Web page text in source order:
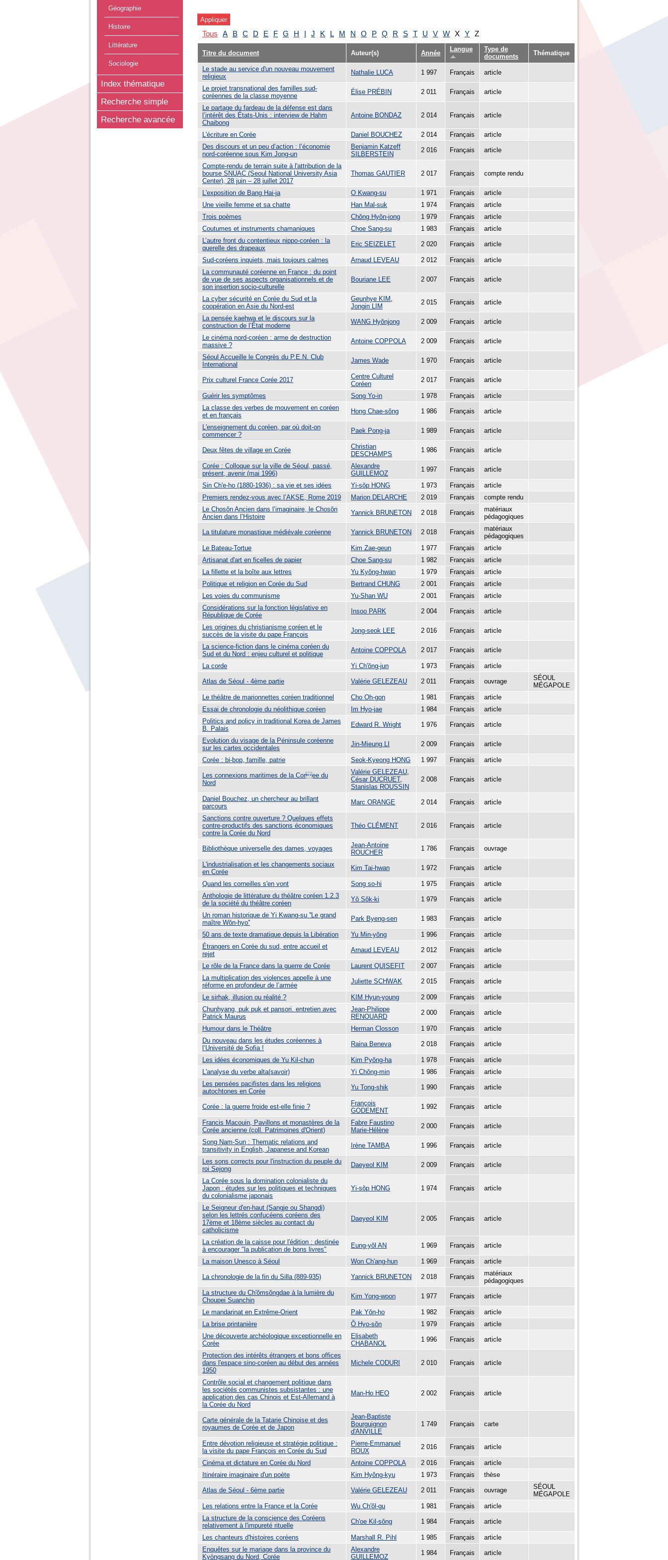
Géographie
Histoire
Littérature
Sociologie
Index thématique
Recherche simple
Recherche avancée
Tous A B C D E F G H I J K L M N O P Q R S T U V W X Y Z
Titre du document Auteur(s) Année
Langue
Type de
documents
Thématique
Le stade au service d'un nouveau mouvement
religieux
Nathalie LUCA 1 997 Français article
Le projet transnational des familles sud-
coréennes de la classe moyenne
Élise PRÉBIN 2 011 Français article
Le partage du fardeau de la défense est dans
l’intérêt des États-Unis : interview de Hahm
Chaibong
Antoine BONDAZ 2 014 Français article
L'écriture en Corée Daniel BOUCHEZ 2 014 Français
article
Des discours et un peu d’action : l’économie
nord-coréenne sous Kim Jong-un
Benjamin Katzeff
SILBERSTEIN
2 016 Français article
Compte-rendu de terrain suite à l'attribution de la
bourse SNUAC (Seoul National University Asia
Center), 28 juin – 28 juillet 2017
Thomas GAUTIER 2 017 Français compte rendu
L'exposition de Bang Hai-ja O Kwang-su 1 971 Français
article
Une vieille femme et sa chatte
Han Mal-suk 1 974 Français
article
Trois poèmes
Chŏng Hyŏn-jong 1 979 Français
article
Coutumes et instruments chamaniques
Choe Sang-su 1 983 Français
article
L’autre front du contentieux nippo-coréen : la
querelle des drapeaux
Eric SEIZELET 2 020 Français article
Sud-coréens inquiets, mais toujours calmes Arnaud LEVEAU 2 012 Français
article
La communauté coréenne en France : du point
de vue de ses aspects organisationnels et de
son insertion socio-culturelle
Bouriane LEE 2 007 Français article
La cyber sécurité en Corée du Sud et la
coopération en Asie du Nord-est
Geunhye KIM
Jongin LIM
2 015 Français article
La pensée kaehwa et le discours sur la
construction de l’État moderne
WANG Hyŏnjong 2 009 Français article
Le cinéma nord-coréen : arme de destruction
massive ?
Antoine COPPOLA 2 009 Français article
Séoul Accueille le Congrès du P.E.N. Club
International
James Wade 1 970 Français article
Prix culturel France Corée 2017
Centre Culturel
Coréen
2 017 Français article
Guérir les symptômes Song Yo-in 1 978 Français
article
La classe des verbes de mouvement en coréen
et en français
Hong Chae-sŏng 1 986 Français article
L'enseignement du coréen, par où doit-on
commencer ?
Paek Pong-ja 1 989 Français article
Deux fêtes de village en Corée
Christian
DESCHAMPS
1 986 Français article
Corée : Colloque sur la ville de Séoul, passé,
présent, avenir (mai 1996)
Alexandre
GUILLEMOZ
1 997 Français article
Sin Ch'e-ho (1880-1936) : sa vie et ses idées Yi-sŏp HONG 1 973 Français
article
Premiers rendez-vous avec l’AKSE, Rome 2019
Marion DELARCHE 2 019 Français
compte rendu
Le Chosŏn Ancien dans l’imaginaire, le Chosŏn
Ancien dans l’Histoire
Yannick BRUNETON 2 018 Français
matériaux
pédagogiques
La titulature monastique médiévale coréenne Yannick BRUNETON 2 018 Français
matériaux
pédagogiques
Le Bateau-Tortue
Kim Zae-geun 1 977 Français
article
Artisanat d'art en ficelles de papier
Choe Sang-su 1 982 Français
article
La fillette et la boîte aux lettres
Yu Kyŏng-hwan 1 979 Français
article
Politique et religion en Corée du Sud
Bertrand CHUNG 2 001 Français
article
Les voies du communisme
Yu-Shan WU 2 001 Français
article
Considérations sur la fonction législative en
République de Corée
Insoo PARK 2 004 Français article
Les origines du christianisme coréen et le
succès de la visite du pape François
Jong-seok LEE 2 016 Français article
La science-fiction dans le cinéma coréen du
Sud et du Nord : enjeu culturel et politique
Antoine COPPOLA 2 017 Français article
La corde Yi Ch'ŏng-jun 1 973 Français article
Atlas de Séoul - 4ème partie Valérie GELEZEAU 2 011 Français ouvrage
SÉOUL
MÉGAPOLE
Le théâtre de marionnettes coréen traditionnel
Cho Oh-gon 1 981 Français
article
Essai de chronologie du néolithique coréen
Im Hyo-jae 1 984 Français
article
Politics and policy in traditional Korea de James
B. Palais
Edward R. Wright 1 976 Français article
Evolution du visage de la Péninsule coréenne
sur les cartes occidentales
Jin-Mieung LI 2 009 Français article
Corée : bi-bop, famille, patrie Seok-Kyeong HONG 1 997 Français article
Les connexions maritimes de la Coree du
Nord
Valérie GELEZEAU
César DUCRUET,
Stanislas ROUSSIN
2 008 Français article
Daniel Bouchez, un chercheur au brillant
parcours
Marc ORANGE 2 014 Français article
Sanctions contre ouverture ? Quelques effets
contre-productifs des sanctions économiques
contre la Corée du Nord
Théo CLÉMENT 2 016 Français article
Bibliothèque universelle des dames, voyages
Jean-Antoine
ROUCHER
1 786 Français ouvrage
L'industrialisation et les changements sociaux
en Corée
Kim Tai-hwan 1 972 Français article
Quand les corneilles s'en vont Song so-hi 1 975 Français
article
Anthologie de littérature du théâtre coréen 1.2.3
de la société du théâtre coréen
Yŏ Sŏk-ki 1 979 Français article
Un roman historique de Yi Kwang-su ''Le grand
maître Wŏn-hyo''
Park Byeng-sen 1 983 Français article
50 ans de texte dramatique depuis la Libération Yu Min-yŏng 1 996 Français
article
Étrangers en Corée du sud, entre accueil et
rejet
Arnaud LEVEAU 2 012 Français article
Le rôle de la France dans la guerre de Corée Laurent QUISEFIT 2 007 Français
article
La multiplication des violences appelle à une
réforme en profondeur de l’armée
Juliette SCHWAK 2 015 Français article
Le sirhak, illusion ou réalité ? KIM Hyun-young 2 009 Français
article
Chunhyang, puk puk et pansori. entretien avec
Patrick Maurus
Jean-Philippe
RENOUARD
2 000 Français article
Humour dans le Théâtre Herman Closson 1 970 Français
article
Du nouveau dans les études coréennes à
l’Université de Sofia !
Raina Beneva 2 018 Français article
Les idées économiques de Yu Kil-chun Kim Pyŏng-ha 1 978 Français
article
L'analyse du verbe alta(savoir)
Yi Chŏng-min 1 986 Français
article
Les pensées pacifistes dans les religions
autochtones en Corée
Yu Tong-shik 1 990 Français article
Corée : la guerre froide est-elle finie ?
François
GODEMENT
1 992 Français article
Francis Macouin, Pavillons et monastères de la
Corée ancienne (coll. Patrimoines d'Orient)
Fabre Faustino
Marie-Hélène
2 000 Français article
Song Nam-Sun : Thematic relations and
transitivity in English, Japanese and Korean
Irène TAMBA 1 996 Français article
Les sons corrects pour l'instruction du peuple du
roi Sejong
Daeyeol KIM 2 009 Français article
La Corée sous la domination colonialiste du
Japon : études sur les politiques et techniques
du colonialisme japonais
Yi-sŏp HONG 1 974 Français article
Le Seigneur d'en-haut (Sangje ou Shangdi)
selon les lettrés confucéens coréens des
17ème et 18ème siècles au contact du
catholicisme
Daeyeol KIM 2 005 Français article
La création de la caisse pour l'édition : destinée
à encourager "la publication de bons livres"
Eung-yŏl AN 1 969 Français article
La maison Unesco à Séoul Won Ch'ang-hun 1 969 Français article
La chronologie de la fin du Silla (889-935) Yannick BRUNETON 2 018 Français
matériaux
pédagogiques
La structure du Ch'ŏmsŏngdae à la lumière du
Choupei Suanchin
Kim Yong-woon 1 977 Français article
Le mandarinat en Extrême-Orient Pak Yŏn-ho 1 982 Français
article
La brise printanière
Ŏ Hyo-sŏn 1 979 Français
article
Une découverte archéologique exceptionnelle en
Corée
Elisabeth
CHABANOL
1 996 Français article
Protection des intérêts étrangers et bons offices
dans l'espace sino-coréen au début des années
1950
Michele CODURI 2 010 Français article
Contrôle social et changement politique dans
les sociétés communistes subsistantes : une
application des cas Chinois et Est-Allemand à
la Corée du Nord
Man-Ho HEO 2 002 Français article
Carte générale de la Tatarie Chinoise et des
royaumes de Corée et de Japon
Jean-Baptiste
Bourguignon
d'ANVILLE
1 749 Français carte
Entre dévotion religieuse et stratégie politique :
la visite du pape François en Corée du Sud
Pierre-Emmanuel
ROUX
2 016 Français article
Cinéma et dictature en Corée du Nord Antoine COPPOLA 2 016 Français
article
Itinéraire imaginaire d'un poète
Kim Hyŏng-kyu 1 973 Français thèse
Atlas de Séoul - 6ème partie Valérie GELEZEAU 2 011 Français ouvrage
SÉOUL
MÉGAPOLE
Les relations entre la France et la Corée
Wu Ch'ŏl-gu 1 981 Français
article
La structure de la conscience des Coréens
relativement à l'impureté rituelle
Ch'oe Kil-sŏng 1 984 Français article
Les chanteurs d'histoires coréens Marshall R. Pihl 1 985 Français
article
Enquêtes sur le mariage dans la province du
Kyòngsang du Nord, Corée
Alexandre
GUILLEMOZ
1 984 Français article